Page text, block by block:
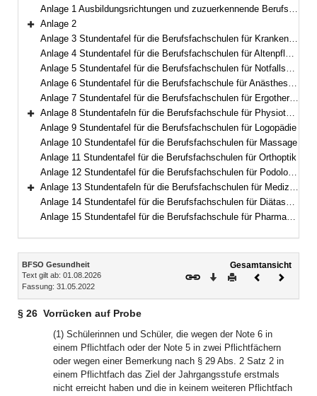
Anlage 1 Ausbildungsrichtungen und zuzuerkennende Berufsbezeichnungen
Bereich erweitern
Anlage 2
Anlage 3 Stundentafel für die Berufsfachschulen für Krankenpflegehilfe
Anlage 4 Stundentafel für die Berufsfachschulen für Altenpflegehilfe
Anlage 5 Stundentafel für die Berufsfachschulen für Notfallsanitäterinnen und Notfallsanitäter
Anlage 6 Stundentafel für die Berufsfachschule für Anästhesietechnische Assistentinnen und Assistenten und operationstechnische Assistentinnen und Assistenten
Anlage 7 Stundentafel für die Berufsfachschulen für Ergotherapie
Bereich erweitern
Anlage 8 Stundentafeln für die Berufsfachschule für Physiotherapie
Anlage 9 Stundentafel für die Berufsfachschulen für Logopädie
Anlage 10 Stundentafel für die Berufsfachschulen für Massage
Anlage 11 Stundentafel für die Berufsfachschulen für Orthoptik
Anlage 12 Stundentafel für die Berufsfachschulen für Podologie
Bereich erweitern
Anlage 13 Stundentafeln für die Berufsfachschulen für Medizinische Technologie
Anlage 14 Stundentafel für die Berufsfachschulen für Diätassistentinnen und Diätassistenten
Anlage 15 Stundentafel für die Berufsfachschule für Pharmazeutisch-technische Assistentinnen und Assistenten
Inhalt
BFSO Gesundheit
Text gilt ab: 01.08.2026
Fassung: 31.05.2022
Gesamtansicht
Download
DruckenVorheriges
§ 26 Vorrücken auf Probe
(1) Schülerinnen und Schüler, die wegen der Note 6 in
einem Pflichtfach oder der Note 5 in zwei Pflichtfächern
oder wegen einer Bemerkung nach § 29 Abs. 2 Satz 2 in
einem Pflichtfach das Ziel der Jahrgangsstufe erstmals
nicht erreicht haben und die in keinem weiteren Pflichtfach